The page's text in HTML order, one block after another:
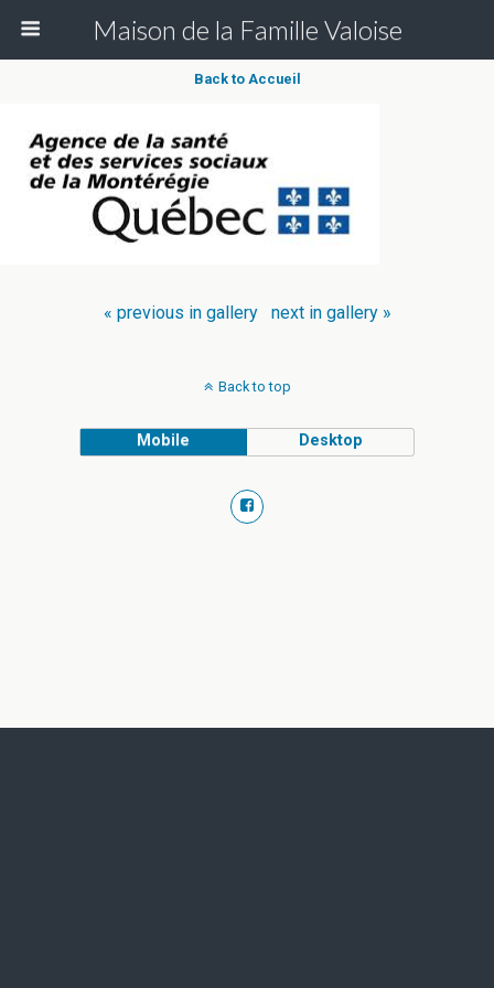
Maison de la Famille Valoise
Back to Accueil
« previous in gallery next in gallery »
Back to top
Mobile Desktop